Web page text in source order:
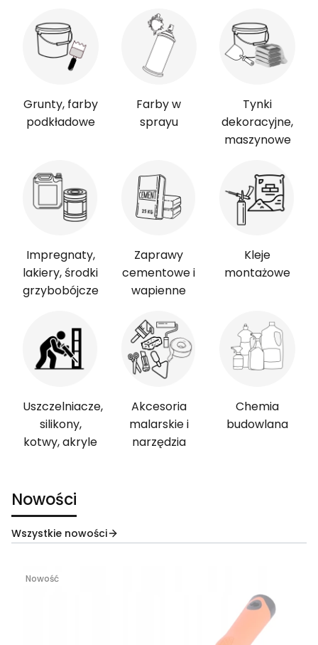
Grunty, farby
podkładowe
Farby w
sprayu
Tynki
dekoracyjne,
maszynowe
Impregnaty,
lakiery, środki
grzybobójcze
Zaprawy
cementowe i
wapienne
Kleje
montażowe
Uszczelniacze,
silikony,
kotwy, akryle
Akcesoria
malarskie i
narzędzia
Chemia
budowlana
Nowości
Wszystkie nowości
Nowość